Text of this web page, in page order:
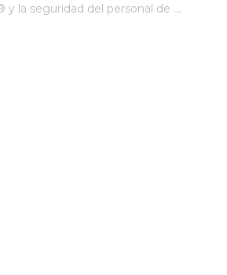
y la seguridad del personal de ...